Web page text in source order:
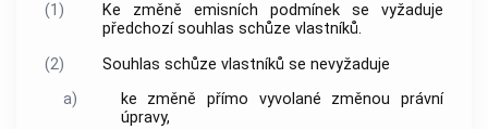
(1)
Ke změně emisních podmínek se vyžaduje
předchozí souhlas schůze vlastníků.
(2)
Souhlas schůze vlastníků se nevyžaduje
a)
ke změně přímo vyvolané změnou právní
úpravy,